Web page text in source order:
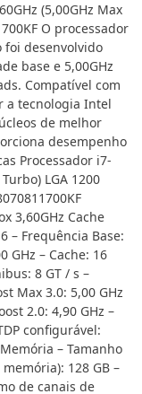
(5,00GHz Max
O processador
foi desenvolvido
base e 5,00GHz
Compatível com
a tecnologia Intel
de melhor
desempenho
Processador i7-
LGA 1200
3,60GHz Cache
– Frequência Base:
GHz – Cache: 16
8 GT / s –
Max 3.0: 5,00 GHz
2.0: 4,90 GHz –
configurável:
– Tamanho
128 GB –
de canais de